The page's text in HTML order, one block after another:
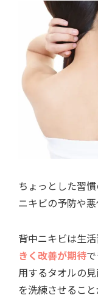
ちょっとした習
ニキビの予防や悪
背中ニキビは生
きく改善が期待
用するタオルの
を洗練させるこ